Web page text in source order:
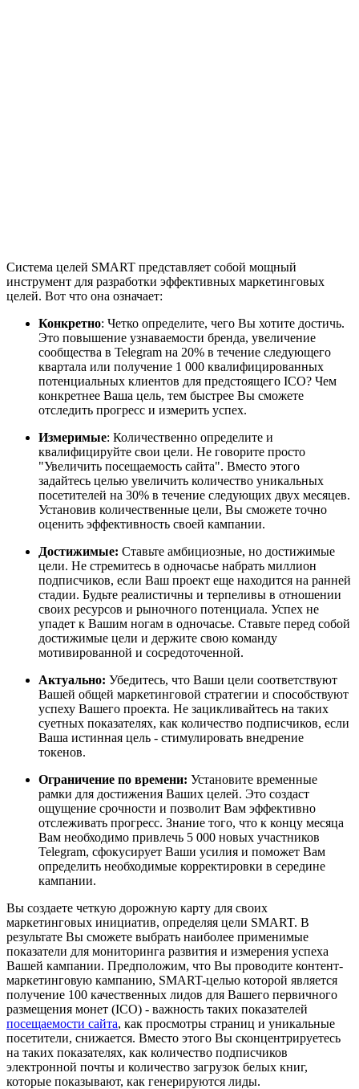
Система целей SMART представляет собой мощный
инструмент для разработки эффективных маркетинговых
целей. Вот что она означает:
Конкретно: Четко определите, чего Вы хотите достичь.
Это повышение узнаваемости бренда, увеличение
сообщества в Telegram на 20% в течение следующего
квартала или получение 1 000 квалифицированных
потенциальных клиентов для предстоящего ICO? Чем
конкретнее Ваша цель, тем быстрее Вы сможете
отследить прогресс и измерить успех.
Измеримые: Количественно определите и
квалифицируйте свои цели. Не говорите просто
"Увеличить посещаемость сайта". Вместо этого
задайтесь целью увеличить количество уникальных
посетителей на 30% в течение следующих двух месяцев.
Установив количественные цели, Вы сможете точно
оценить эффективность своей кампании.
Достижимые: Ставьте амбициозные, но достижимые
цели. Не стремитесь в одночасье набрать миллион
подписчиков, если Ваш проект еще находится на ранней
стадии. Будьте реалистичны и терпеливы в отношении
своих ресурсов и рыночного потенциала. Успех не
упадет к Вашим ногам в одночасье. Ставьте перед собой
достижимые цели и держите свою команду
мотивированной и сосредоточенной.
Актуально: Убедитесь, что Ваши цели соответствуют
Вашей общей маркетинговой стратегии и способствуют
успеху Вашего проекта. Не зацикливайтесь на таких
суетных показателях, как количество подписчиков, если
Ваша истинная цель - стимулировать внедрение
токенов.
Ограничение по времени: Установите временные
рамки для достижения Ваших целей. Это создаст
ощущение срочности и позволит Вам эффективно
отслеживать прогресс. Знание того, что к концу месяца
Вам необходимо привлечь 5 000 новых участников
Telegram, сфокусирует Ваши усилия и поможет Вам
определить необходимые корректировки в середине
кампании.
Вы создаете четкую дорожную карту для своих
маркетинговых инициатив, определяя цели SMART. В
результате Вы сможете выбрать наиболее применимые
показатели для мониторинга развития и измерения успеха
Вашей кампании. Предположим, что Вы проводите контент-
маркетинговую кампанию, SMART-целью которой является
получение 100 качественных лидов для Вашего первичного
размещения монет (ICO) - важность таких показателей
посещаемости сайта, как просмотры страниц и уникальные
посетители, снижается. Вместо этого Вы сконцентрируетесь
на таких показателях, как количество подписчиков
электронной почты и количество загрузок белых книг,
которые показывают, как генерируются лиды.